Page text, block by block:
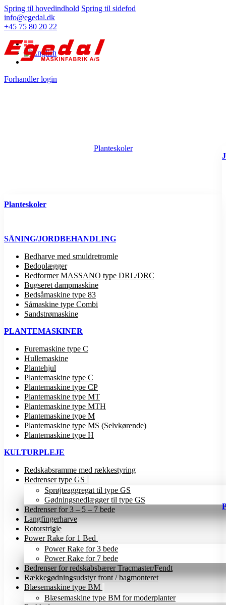
Spring til hovedindhold Spring til sidefod
info@egedal.dk
+45 75 80 20 22
Forhandler login
Planteskoler
Planteskoler
SÅNING/JORDBEHANDLING
Bedharve med smuldretromle
Bedoplægger
Bedformer MASSANO type DRL/DRC
Bugseret dampmaskine
Bedsåmaskine type 83
Såmaskine type Combi
Sandstrømaskine
PLANTEMASKINER
Furemaskine type C
Hullemaskine
Plantehjul
Plantemaskine type C
Plantemaskine type CP
Plantemaskine type MT
Plantemaskine type MTH
Plantemaskine type M
Plantemaskine type MS (Selvkørende)
Plantemaskine type H
KULTURPLEJE
Redskabsramme med rækkestyring
Bedrenser type GS
Sprøjteaggregat til type GS
Gødningsnedlægger til type GS
Bedrenser for 3 – 5 – 7 bede
Langfingerharve
Rotorstrigle
Power Rake for 1 Bed
Power Rake for 3 bede
Power Rake for 7 bede
Bedrenser for redskabsbærer Tracmaster/Fendt
Rækkegødningsudstyr front / bagmonteret
Blæsemaskine type BM
Blæsemaskine type BM for moderplanter